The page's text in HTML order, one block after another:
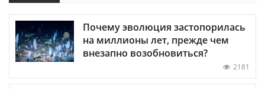
Почему эволюция застопорилась
на миллионы лет, прежде чем
внезапно возобновиться?
2181